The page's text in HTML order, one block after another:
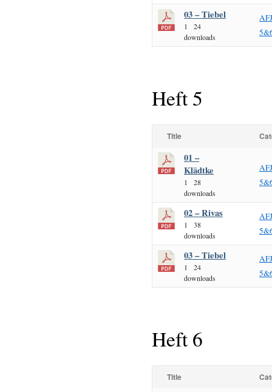
03 – Tiebel
1
24
downloads
Heft 5
Title
01 –
Klädtke
1
28
downloads
02 – Rivas
1
38
downloads
03 – Tiebel
1
24
downloads
Heft 6
Title